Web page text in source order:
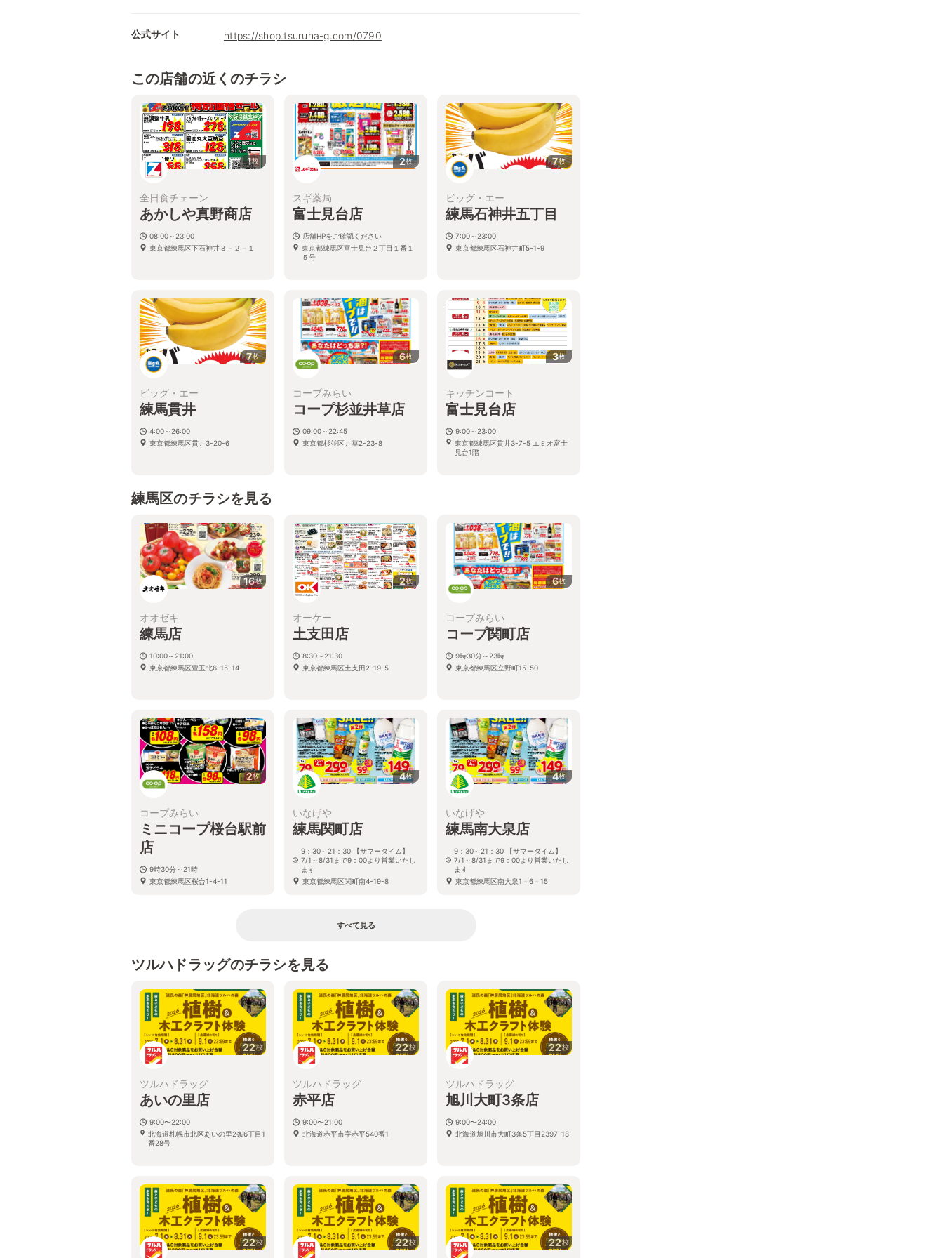
公式サイト https://shop.tsuruha-g.com/0790
この店舗の近くのチラシ
1枚
全日食チェーン
あかしや真野商店
08:00～23:00
東京都練馬区下石神井３－２－１
2枚
スギ薬局
富士見台店
店舗HPをご確認ください
東京都練馬区富士見台２丁目１番１
５号
7枚
ビッグ・エー
練馬石神井五丁目
7:00～23:00
東京都練馬区石神井町5-1-9
7枚
ビッグ・エー
練馬貫井
4:00～26:00
東京都練馬区貫井3-20-6
6枚
コープみらい
コープ杉並井草店
09:00～22:45
東京都杉並区井草2-23-8
3枚
キッチンコート
富士見台店
9:00～23:00
東京都練馬区貫井3-7-5 エミオ富士
見台1階
練馬区のチラシを見る
16枚
オオゼキ
練馬店
10:00～21:00
東京都練馬区豊玉北6-15-14
2枚
オーケー
土支田店
8:30～21:30
東京都練馬区土支田2-19-5
6枚
コープみらい
コープ関町店
9時30分～23時
東京都練馬区立野町15-50
2枚
コープみらい
ミニコープ桜台駅前
店
9時30分～21時
東京都練馬区桜台1-4-11
4枚
いなげや
練馬関町店
9：30～21：30 【サマータイム】
7/1～8/31まで9：00より営業いたし
ます
東京都練馬区関町南4-19-8
4枚
いなげや
練馬南大泉店
9：30～21：30 【サマータイム】
7/1～8/31まで9：00より営業いたし
ます
東京都練馬区南大泉1－6－15
すべて見る
ツルハドラッグのチラシを見る
22枚
ツルハドラッグ
あいの里店
9:00〜22:00
北海道札幌市北区あいの里2条6丁目1
番28号
22枚
ツルハドラッグ
赤平店
9:00〜21:00
北海道赤平市字赤平540番1
22枚
ツルハドラッグ
旭川大町3条店
9:00〜24:00
北海道旭川市大町3条5丁目2397-18
22枚 22枚 22枚